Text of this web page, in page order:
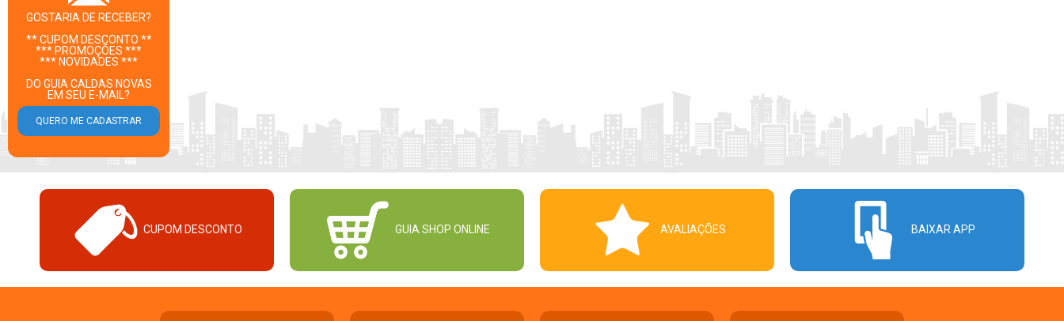
GOSTARIA DE RECEBER?
** CUPOM DESCONTO **
*** PROMOÇÕES ***
*** NOVIDADES ***
DO GUIA CALDAS NOVAS
EM SEU E-MAIL?
CUPOM DESCONTO GUIA SHOP ONLINE AVALIAÇÕES BAIXAR APP